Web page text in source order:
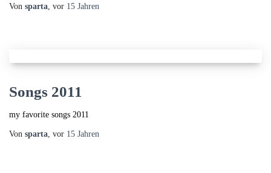
Von sparta, vor 15 Jahren
Songs 2011
my favorite songs 2011
Von sparta, vor 15 Jahren